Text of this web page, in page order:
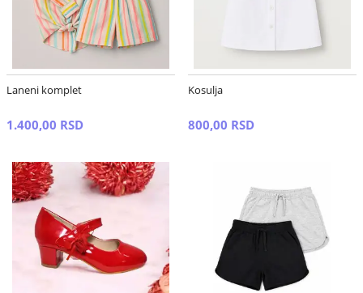
Laneni komplet
1.400,00 RSD
Kosulja
800,00 RSD